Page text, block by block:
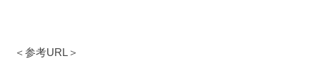
＜参考URL＞